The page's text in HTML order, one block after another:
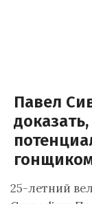
Павел
25-летний